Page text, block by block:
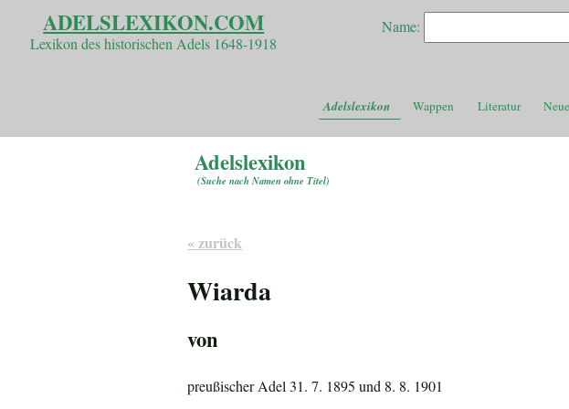
ADELSLEXIKON.COM
Lexikon des historischen Adels 1648-1918
Name:
Adelslexikon Wappen Literatur
Adelslexikon
(Suche nach Namen ohne Titel)
« zurück
Wiarda
von
preußischer Adel 31. 7. 1895 und 8. 8. 1901